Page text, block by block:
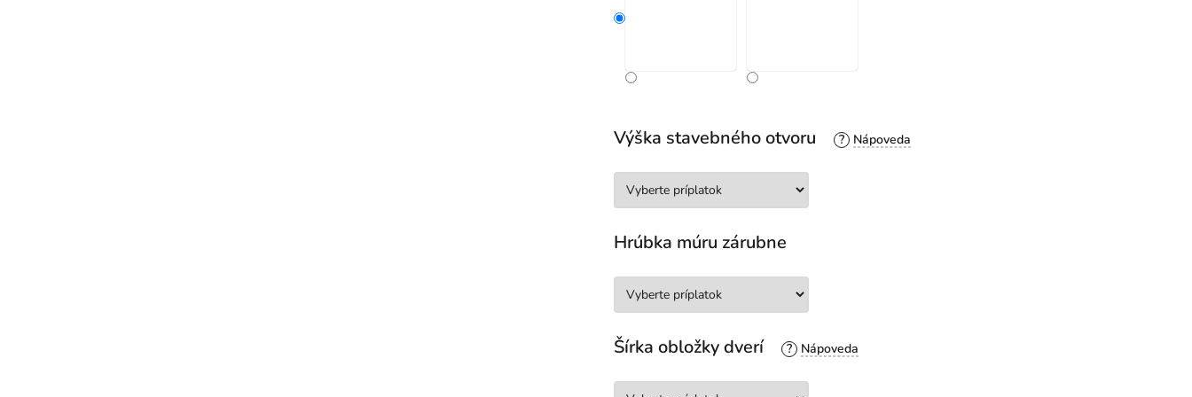
Výška stavebného otvoru ?
Hrúbka múru zárubne
Šírka obložky dverí ?